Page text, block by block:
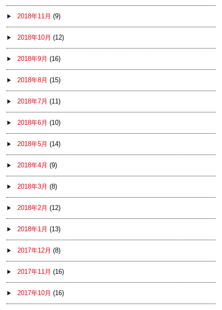
2018年11月 (9)
2018年10月 (12)
2018年9月 (16)
2018年8月 (15)
2018年7月 (11)
2018年6月 (10)
2018年5月 (14)
2018年4月 (9)
2018年3月 (8)
2018年2月 (12)
2018年1月 (13)
2017年12月 (8)
2017年11月 (16)
2017年10月 (16)